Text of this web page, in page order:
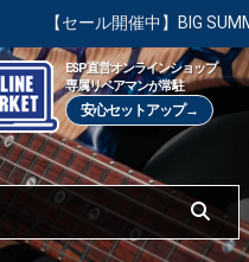
ル開催中】BIG SUMMER
ESP直営オンラインショップ
専属リペアマンが常駐
安心セットアップ→